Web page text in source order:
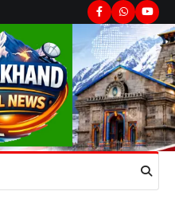
Facebook
Whatsapp